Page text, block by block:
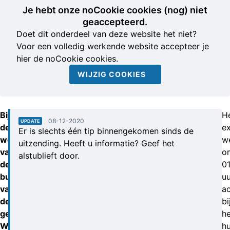
Je hebt onze noCookie cookies (nog) niet
geaccepteerd.
Doet dit onderdeel van deze website het niet?
Voor een volledig werkende website accepteer je
hier de noCookie cookies.
WIJZIG COOKIES
Bij
de
woning
van
de
burgemeester
van
de
gemeente
Woensdrecht
UPDATE 08-12-2020
Er is slechts één tip binnengekomen sinds de
uitzending. Heeft u informatie? Geef het
alstublieft door.